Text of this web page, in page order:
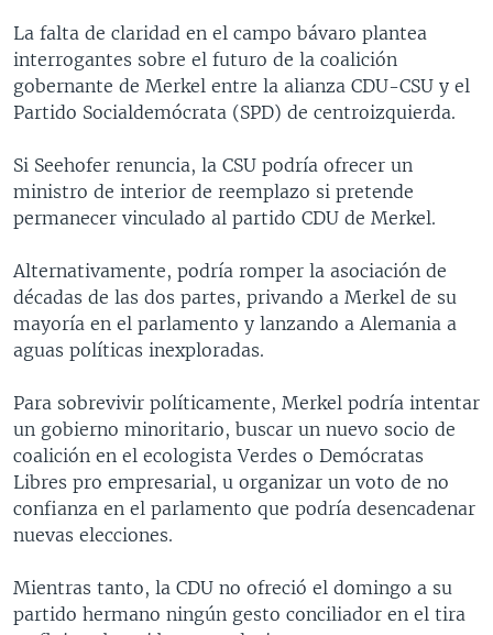
La falta de claridad en el campo bávaro plantea
interrogantes sobre el futuro de la coalición
gobernante de Merkel entre la alianza CDU-CSU y el
Partido Socialdemócrata (SPD) de centroizquierda.
Si Seehofer renuncia, la CSU podría ofrecer un
ministro de interior de reemplazo si pretende
permanecer vinculado al partido CDU de Merkel.
Alternativamente, podría romper la asociación de
décadas de las dos partes, privando a Merkel de su
mayoría en el parlamento y lanzando a Alemania a
aguas políticas inexploradas.
Para sobrevivir políticamente, Merkel podría intentar
un gobierno minoritario, buscar un nuevo socio de
coalición en el ecologista Verdes o Demócratas
Libres pro empresarial, u organizar un voto de no
confianza en el parlamento que podría desencadenar
nuevas elecciones.
Mientras tanto, la CDU no ofreció el domingo a su
partido hermano ningún gesto conciliador en el tira